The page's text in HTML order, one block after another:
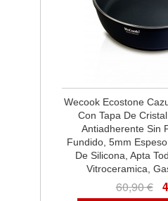
Wecook Ecostone
Con Tapa De
Antiadherente Sin
Fundido, 5mm
De Silicona, Apta
Vitroceramica,
60,90 €